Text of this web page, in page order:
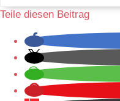
Teile diesen Beitrag